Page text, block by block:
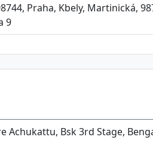
Praha, Kbely, Martinická,
9
Achukattu, Bsk 3rd Stage,